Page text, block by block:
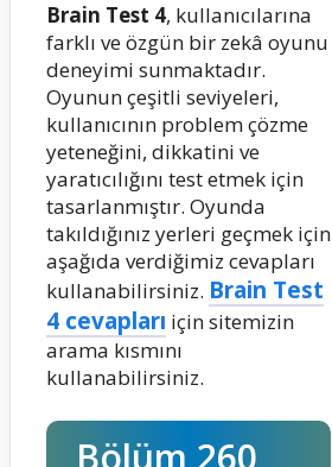
Brain Test 4, kullanıcılarına
farklı ve özgün bir zekâ oyunu
deneyimi sunmaktadır.
Oyunun çeşitli seviyeleri,
kullanıcının problem çözme
yeteneğini, dikkatini ve
yaratıcılığını test etmek için
tasarlanmıştır. Oyunda
takıldığınız yerleri geçmek için
aşağıda verdiğimiz cevapları
kullanabilirsiniz. Brain Test
4 cevapları için sitemizin
arama kısmını
kullanabilirsiniz.